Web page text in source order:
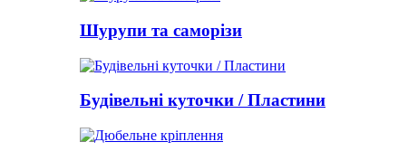
Шурупи та саморізи
Будівельні куточки / Пластини